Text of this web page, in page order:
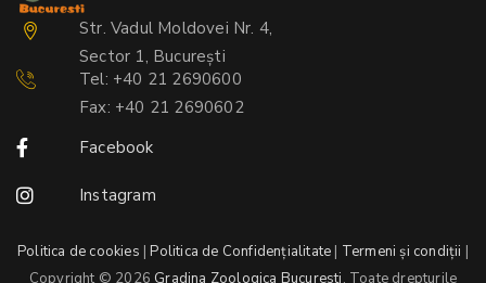
Str. Vadul Moldovei Nr. 4,
Sector 1, București
Tel: +40 21 2690600
Fax: +40 21 2690602
Facebook
Instagram
Politica de cookies |Politica de Confidențialitate | Termeni și condiții |
Copyright © 2026 Gradina Zoologica Bucuresti. Toate drepturile